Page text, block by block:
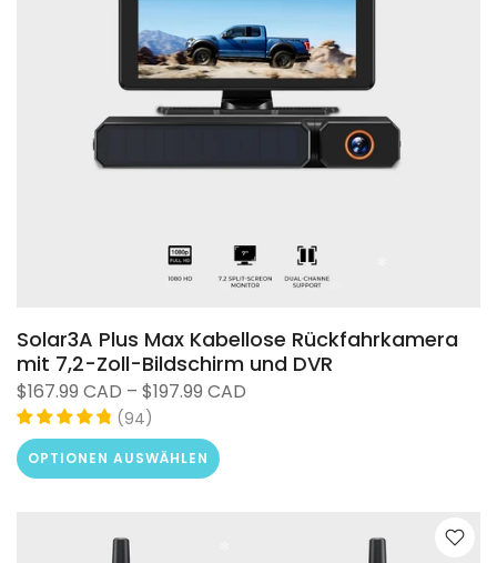
Solar3A Plus Max Kabellose Rückfahrkamera
mit 7,2-Zoll-Bildschirm und DVR
$167.99 CAD – $197.99 CAD
(94)
OPTIONEN AUSWÄHLEN